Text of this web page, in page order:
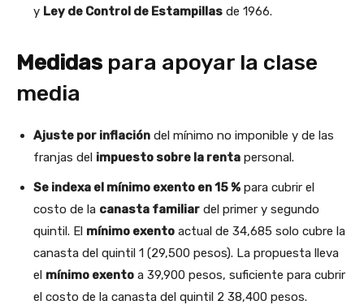
y Ley de Control de Estampillas de 1966.
Medidas para apoyar la clase
media
Ajuste por inflación del mínimo no imponible y de las
franjas del impuesto sobre la renta personal.
Se indexa el mínimo exento en 15 % para cubrir el
costo de la canasta familiar del primer y segundo
quintil. El mínimo exento actual de 34,685 solo cubre la
canasta del quintil 1 (29,500 pesos). La propuesta lleva
el mínimo exento a 39,900 pesos, suficiente para cubrir
el costo de la canasta del quintil 2 38,400 pesos.